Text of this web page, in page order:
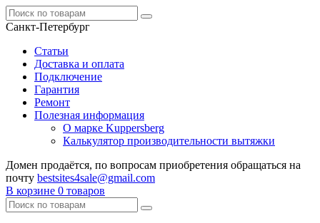
Санкт-Петербург
Статьи
Доставка и оплата
Подключение
Гарантия
Ремонт
Полезная информация
О марке Kuppersberg
Калькулятор производительности вытяжки
Домен продаётся, по вопросам приобретения обращаться на
почту bestsites4sale@gmail.com
В корзине 0 товаров